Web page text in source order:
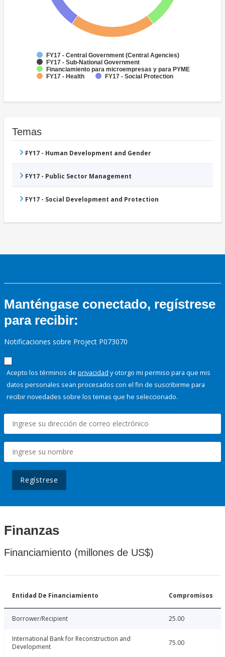
FY17 - Central Government (Central Agencies)
FY17 - Sub-National Government
Financiamiento para microempresas y para PYME
FY17 - Health
FY17 - Social Protection
Temas
FY17 - Human Development and Gender
FY17 - Public Sector Management
FY17 - Social Development and Protection
Manténgase conectado, regístrese
para recibir:
Notificaciones sobre Project P073070
Acepto los términos de privacidad y otorgo mi permiso para que mis
datos personales sean procesados con el fin de suscribirme para
recibir novedades sobre los temas que he seleccionado.
Regístrese
Finanzas
Financiamiento (millones de US$)
Entidad De Financiamiento Compromisos
Borrower/Recipient 25.00
International Bank for Reconstruction and
Development
75.00